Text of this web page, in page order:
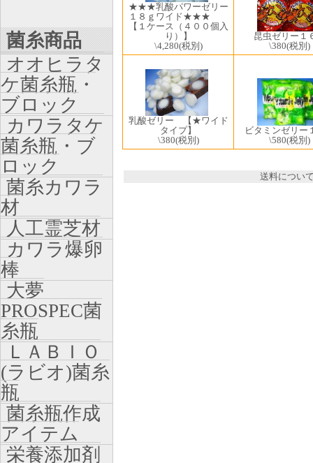
★★★乳酸パワーゼリー
１８ｇワイド★★★
【１ケース（４００個入
り）】
\4,280(税別)
昆虫ゼリー１
\380(税別)
乳酸ゼリー 【★ワイド
タイプ】
\380(税別)
ビタミンゼリー
\580(税別)
送料につい
菌糸商品
オオヒラタ
ケ菌糸瓶・
ブロック
カワラタケ
菌糸瓶・ブ
ロック
菌糸カワラ
材
人工霊芝材
カワラ爆卵
棒
大夢
PROSPEC菌
糸瓶
ＬＡＢＩＯ
(ラビオ)菌糸
瓶
菌糸瓶作成
アイテム
栄養添加剤